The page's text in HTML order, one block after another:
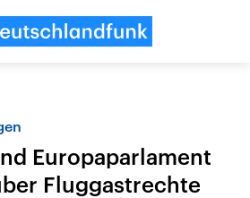
Europaparlament
Fluggastrechte